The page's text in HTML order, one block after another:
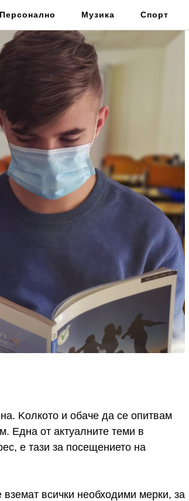
Персонално Музика Спорт
Kолкото и обаче да се опитвам
Една от актуалните теми в
е тази за посещението на
всички необходими мерки, за